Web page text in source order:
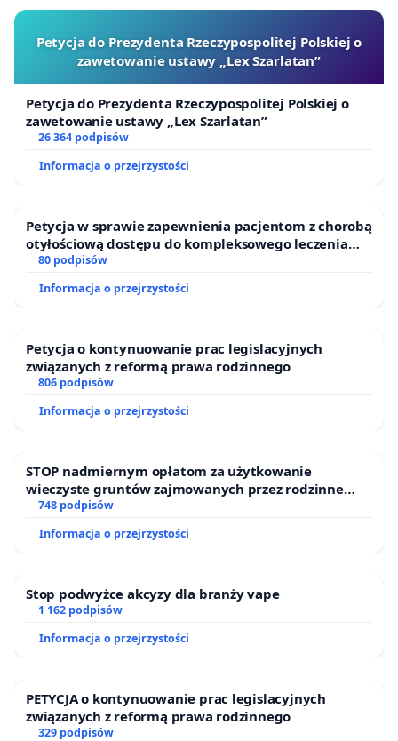
Petycja do Prezydenta Rzeczypospolitej Polskiej o
zawetowanie ustawy „Lex Szarlatan”
Petycja do Prezydenta Rzeczypospolitej Polskiej o
zawetowanie ustawy „Lex Szarlatan”
26 364 podpisów
Informacja o przejrzystości
Petycja w sprawie zapewnienia pacjentom z chorobą
otyłościową dostępu do kompleksowego leczenia
oraz programów profilaktycznych.
80 podpisów
Informacja o przejrzystości
Petycja o kontynuowanie prac legislacyjnych
związanych z reformą prawa rodzinnego
806 podpisów
Informacja o przejrzystości
STOP nadmiernym opłatom za użytkowanie
wieczyste gruntów zajmowanych przez rodzinne
ogrody działkowe.
748 podpisów
Informacja o przejrzystości
Stop podwyżce akcyzy dla branży vape
1 162 podpisów
Informacja o przejrzystości
PETYCJA o kontynuowanie prac legislacyjnych
związanych z reformą prawa rodzinnego
329 podpisów